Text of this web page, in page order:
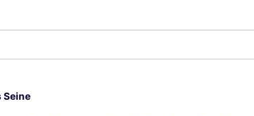
Seine